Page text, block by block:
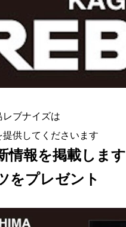
ブナイズは
供してくださいます
情報を掲載します
をプレゼント